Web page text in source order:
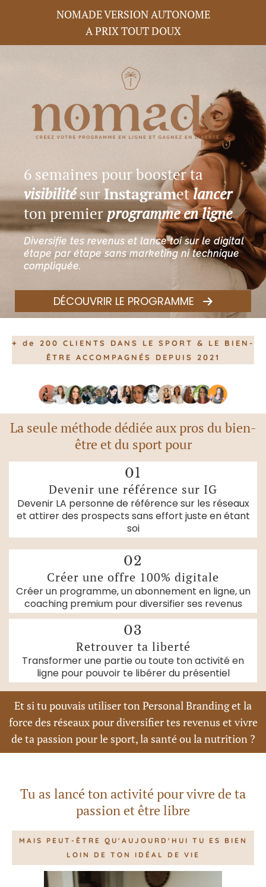
NOMADE VERSION AUTONOME
A PRIX TOUT DOUX
6 semaines pour booster ta
visibilitésurInstagrametlancer
ton premier programme en ligne
Diversifie tes revenus et lance toi sur le digital
étape par étape sans marketing ni technique
compliquée.
DÉCOUVRIR LE PROGRAMME
+ de 200 CLIENTS DANS LE SPORT & LE BIEN-
ÊTRE ACCOMPAGNÉS DEPUIS 2021
La seule méthode dédiée aux pros du bien-
être et du sport pour
01
Devenir une référence sur IG
Devenir LA personne de référence sur les réseaux
et attirer des prospects sans effort juste en étant
soi
02
Créer une offre 100% digitale
Créer un programme, un abonnement en ligne, un
coaching premium pour diversifier ses revenus
03
Retrouver ta liberté
Transformer une partie ou toute ton activité en
ligne pour pouvoir te libérer du présentiel
Et si tu pouvais utiliser ton Personal Branding et la
force des réseaux pour diversifier tes revenus et vivre
de ta passion pour le sport, la santé ou la nutrition ?
Tu as lancé ton activité pour vivre de ta
passion et être libre
MAIS PEUT-ÊTRE QU'AUJOURD'HUI TU ES BIEN
LOIN DE TON IDÉAL DE VIE